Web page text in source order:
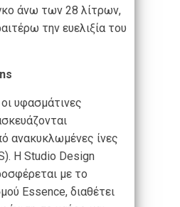
άνω των 28 λίτρων,
την ευελιξία του
υφασμάτινες
ανακυκλωμένες ίνες
Η Studio Design
με το
Essence, διαθέτει